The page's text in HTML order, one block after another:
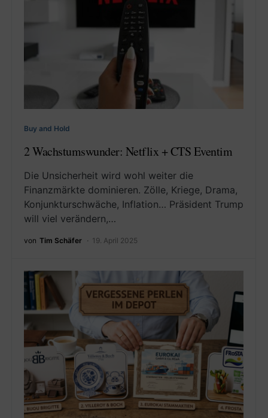
Buy and Hold
2 Wachstumswunder: Netflix + CTS Eventim
Die Unsicherheit wird wohl weiter die
Finanzmärkte dominieren. Zölle, Kriege, Drama,
Konjunkturschwäche, Inflation… Präsident Trump
will viel verändern,…
von Tim Schäfer 19. April 2025